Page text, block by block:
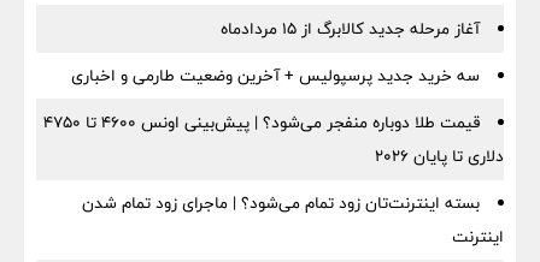
آغاز مرحله جدید کالابرگ از ۱۵ مردادماه
سه خرید جدید پرسپولیس + آخرین وضعیت طارمی و اخباری
قیمت طلا دوباره منفجر می‌شود؟ | پیش‌بینی اونس ۴۶۰۰ تا ۴۷۵۰
دلاری تا پایان ۲۰۲۶
بسته اینترنت‌تان زود تمام می‌شود؟ | ماجرای زود تمام شدن
اینترنت